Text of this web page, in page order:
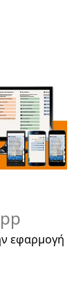
εφαρμογή